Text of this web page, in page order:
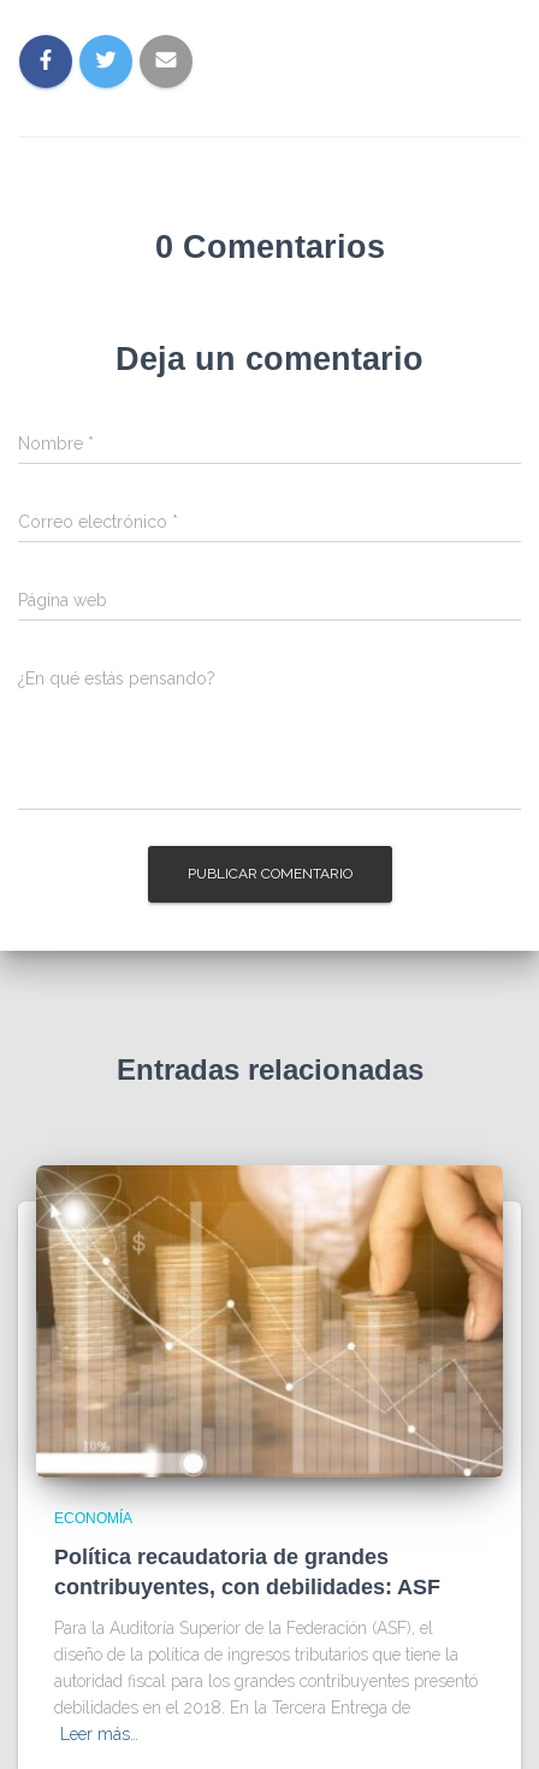
0 Comentarios
Deja un comentario
Nombre *
Correo electrónico *
Página web
¿En qué estás pensando?
Entradas relacionadas
ECONOMÍA
Política recaudatoria de grandes
contribuyentes, con debilidades: ASF
Para la Auditoría Superior de la Federación (ASF), el
diseño de la política de ingresos tributarios que tiene la
autoridad fiscal para los grandes contribuyentes presentó
debilidades en el 2018. En la Tercera Entrega de
Leer más…